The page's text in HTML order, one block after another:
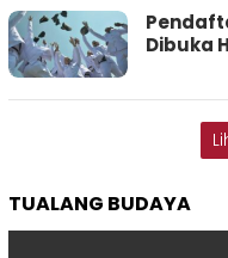
Dibuka
TUALANG BUDAYA